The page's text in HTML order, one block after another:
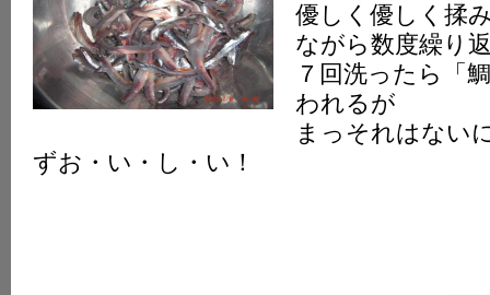
優しく優しく揉
ながら数度繰り
７回洗ったら「
われるが
まっそれはない
ずお・い・し・い！